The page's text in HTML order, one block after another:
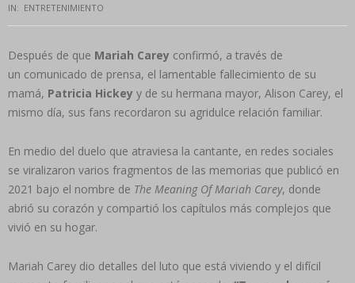
IN: ENTRETENIMIENTO
Después de que Mariah Carey confirmó, a través de
un comunicado de prensa, el lamentable fallecimiento de su
mamá, Patricia Hickey y de su hermana mayor, Alison Carey, el
mismo día, sus fans recordaron su agridulce relación familiar.
En medio del duelo que atraviesa la cantante, en redes sociales
se viralizaron varios fragmentos de las memorias que publicó en
2021 bajo el nombre de The Meaning Of Mariah Carey, donde
abrió su corazón y compartió los capítulos más complejos que
vivió en su hogar.
Mariah Carey dio detalles del luto que está viviendo y el difícil